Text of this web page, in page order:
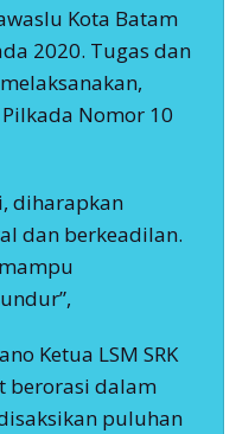
Kota Batam
2020. Tugas dan
Nomor 10
diharapkan
dan berkeadilan.
Ketua LSM SRK
berorasi dalam
puluhan